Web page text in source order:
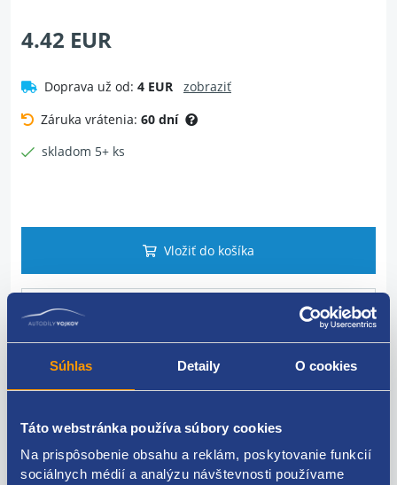
Súhlas Detaily O cookies
Táto webstránka používa súbory cookies
Na prispôsobenie obsahu a reklám, poskytovanie funkcií
sociálnych médií a analýzu návštevnosti používame
4.42 EUR
Doprava už od: 4 EUR
zobraziť
Záruka vrátenia: 60 dní
skladom 5+ ks
Vložiť do košíka
Popis produktu